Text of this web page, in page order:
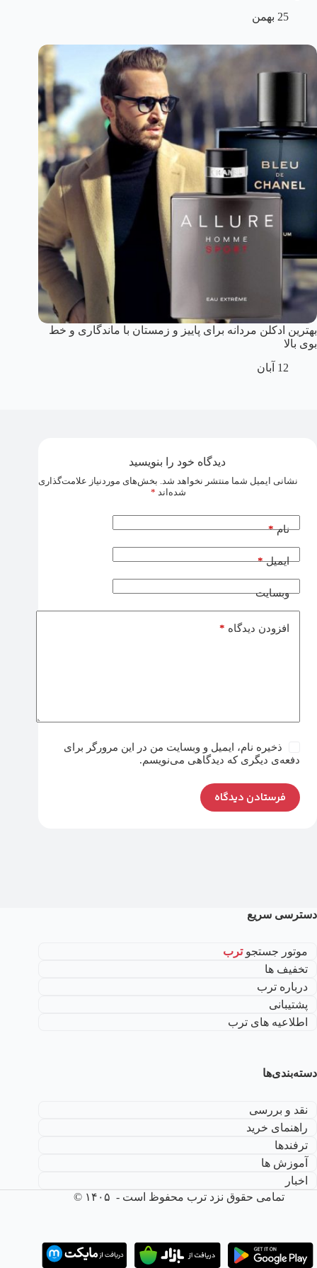
25 بهمن
بهترین ادکلن مردانه برای پاییز و زمستان با ماندگاری و خط
بوی بالا
12 آبان
دیدگاه خود را بنویسید
نشانی ایمیل شما منتشر نخواهد شد. بخش‌های موردنیاز علامت‌گذاری
شده‌اند *
نام*
ایمیل*
وبسایت
افزودن دیدگاه *
ذخیره نام، ایمیل و وبسایت من در این مرورگر برای
دفعه‌ی دیگری که دیدگاهی می‌نویسم.
فرستادن دیدگاه
دسترسی سریع
موتور جستجوترب
تخفیف ها
درباره ترب
پشتیبانی
اطلاعیه های ترب
دسته‌بندی‌ها
نقد و بررسی
راهنمای خرید
ترفندها
آموزش ها
اخبار
تمامی حقوق نزد ترب محفوظ است - ۱۴۰۵ ©